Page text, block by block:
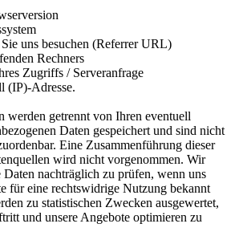
uns besuchen (Referrer URL)
Rechners
Zugriffs / Serveranfrage
(IP)-Adresse.
werden getrennt von Ihren eventuell
Daten gespeichert und sind nicht
Eine Zusammenführung dieser
wird nicht vorgenommen. Wir
Daten nachträglich zu prüfen, wenn uns
für eine rechtswidrige Nutzung bekannt
zu statistischen Zwecken ausgewertet,
und unsere Angebote optimieren zu